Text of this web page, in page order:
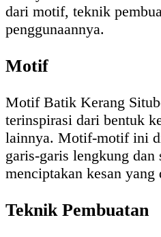
dari motif, teknik
penggunaannya.
Motif
Motif Batik Kerang
terinspirasi dari bentuk
lainnya. Motif-motif ini
garis-garis lengkung
menciptakan kesan
Teknik Pembuatan